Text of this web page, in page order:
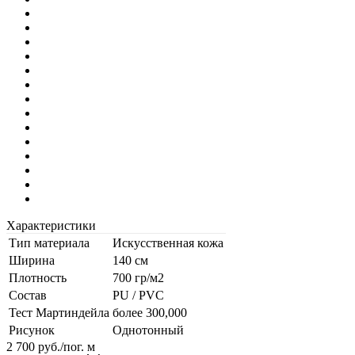
Характеристики
Тип материала
Искусственная кожа
Ширина
140 см
Плотность
700 гр/м2
Состав
PU / PVC
Тест Мартиндейла более 300,000
Рисунок
Однотонный
2 700 руб./пог. м